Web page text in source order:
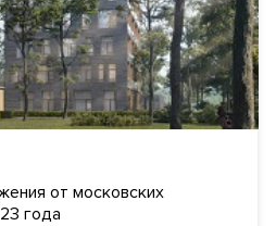
от московских
года